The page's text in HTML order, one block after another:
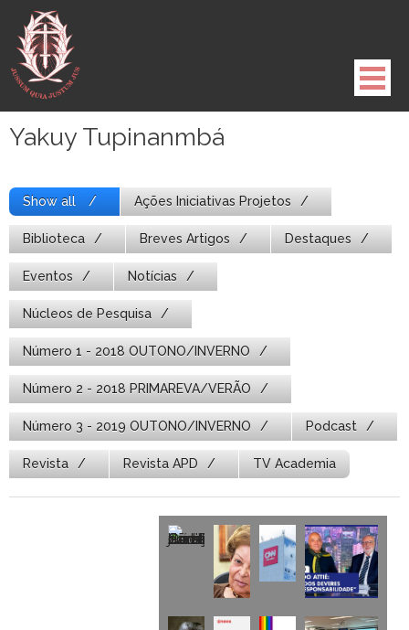
para
conteúdo
Yakuy Tupinanmbá
Show all Ações Iniciativas Projetos
Biblioteca Breves Artigos Destaques
Eventos Notícias
Núcleos de Pesquisa
Número 1 - 2018 OUTONO/INVERNO
Número 2 - 2018 PRIMAREVA/VERÃO
Número 3 - 2019 OUTONO/INVERNO Podcast
Revista Revista APD TV Academia